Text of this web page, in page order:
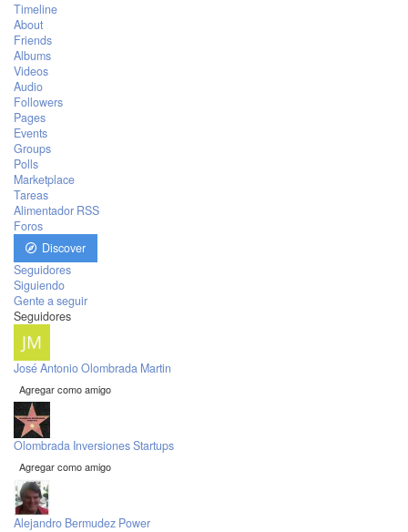
Timeline
About
Friends
Albums
Videos
Audio
Followers
Pages
Events
Groups
Polls
Marketplace
Tareas
Alimentador RSS
Foros
Discover
Seguidores
Siguiendo
Gente a seguir
Seguidores
José Antonio Olombrada Martin
Agregar como amigo
Olombrada Inversiones Startups
Agregar como amigo
Alejandro Bermudez Power